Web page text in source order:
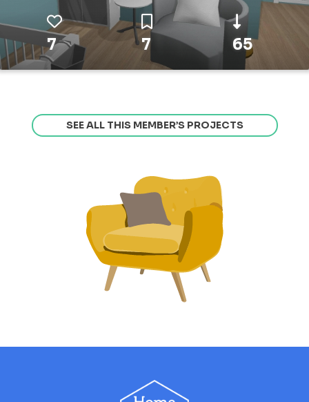
7 7 65
SEE ALL THIS MEMBER’S PROJECTS